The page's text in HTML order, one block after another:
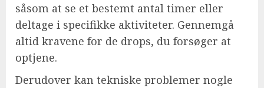
såsom at se et bestemt antal timer eller
deltage i specifikke aktiviteter. Gennemgå
altid kravene for de drops, du forsøger at
optjene.
Derudover kan tekniske problemer nogle